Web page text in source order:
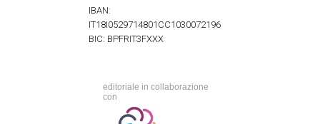
IBAN:
IT18I0529714801CC1030072196
BIC: BPFRIT3FXXX
editoriale in collaborazione
con